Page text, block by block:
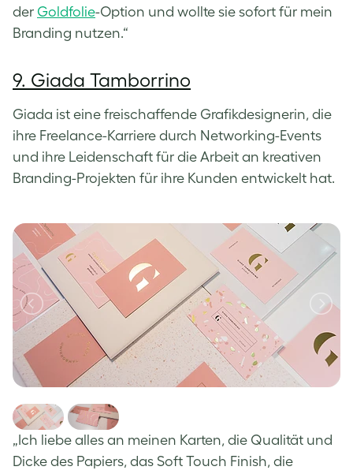
der Goldfolie-Option und wollte sie sofort für mein
Branding nutzen.“
9. Giada Tamborrino
Giada ist eine freischaffende Grafikdesignerin, die
ihre Freelance-Karriere durch Networking-Events
und ihre Leidenschaft für die Arbeit an kreativen
Branding-Projekten für ihre Kunden entwickelt hat.
„Ich liebe alles an meinen Karten, die Qualität und
Dicke des Papiers, das Soft Touch Finish, die